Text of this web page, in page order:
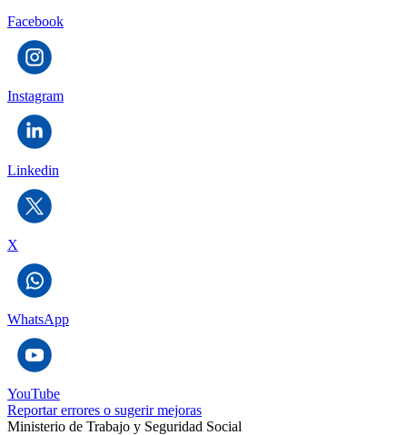
Facebook
Instagram
Linkedin
X
WhatsApp
YouTube
Reportar errores o sugerir mejoras
Ministerio de Trabajo y Seguridad Social